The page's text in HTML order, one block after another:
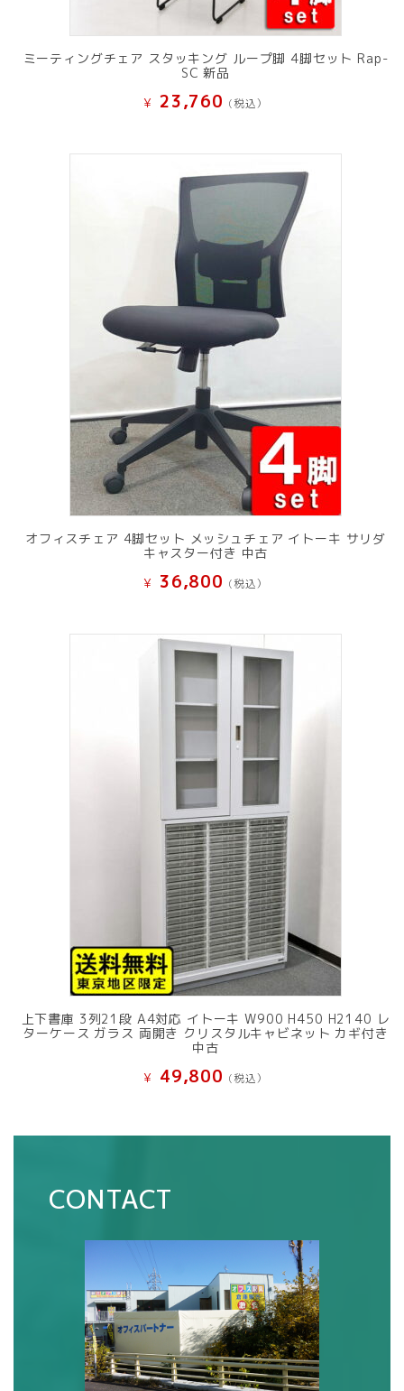
ミーティングチェア スタッキング ループ脚 4脚セット Rap-
SC 新品
¥ 23,760 (税込）
オフィスチェア 4脚セット メッシュチェア イトーキ サリダ
キャスター付き 中古
¥ 36,800 (税込）
上下書庫 3列21段 A4対応 イトーキ W900 H450 H2140 レ
ターケース ガラス 両開き クリスタルキャビネット カギ付き
中古
¥ 49,800 (税込）
CONTACT